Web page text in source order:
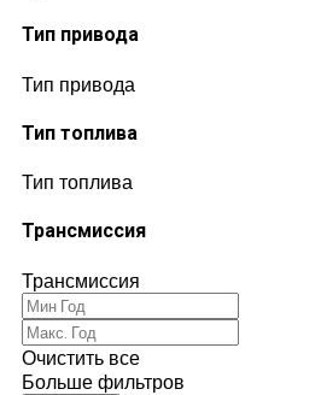
Тип привода
Тип привода
Тип топлива
Тип топлива
Трансмиссия
Трансмиссия
Очистить все
Больше фильтров